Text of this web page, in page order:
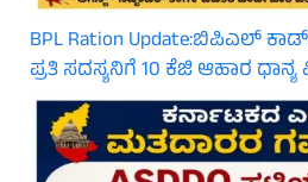
BPL Ration Update:ಬಿಪಿಎಲ್‌
ಪ್ರತಿ ಸದಸ್ಯನಿಗೆ 10 ಕೆಜಿ ಆಹಾರ